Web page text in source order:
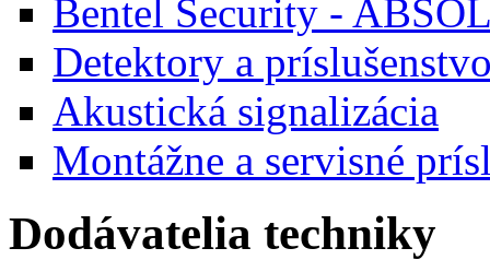
Bentel Security -
Detektory a
Akustická signalizácia
Montážne a servisné
Dodávatelia techniky